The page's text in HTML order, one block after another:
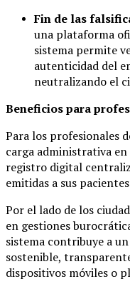
Fin de las
una plataforma
sistema permite
autenticidad del
neutralizando el
Beneficios para
Para los profesionales
carga administrativa
registro digital
emitidas a sus
Por el lado de los
en gestiones
sistema contribuye a
sostenible,
dispositivos móviles o